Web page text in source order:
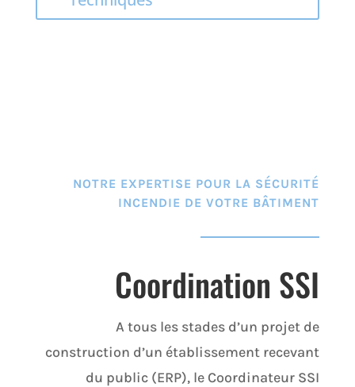
NOTRE EXPERTISE POUR LA SÉCURITÉ
INCENDIE DE VOTRE BÂTIMENT
Coordination SSI
A tous les stades d’un projet de
construction d’un établissement recevant
du public (ERP), le Coordinateur SSI